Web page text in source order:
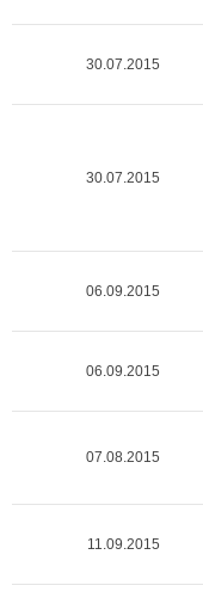
30.07.2015
30.07.2015
06.09.2015
06.09.2015
07.08.2015
11.09.2015